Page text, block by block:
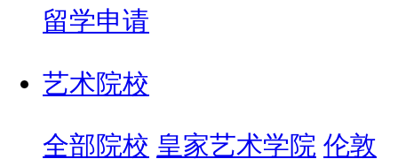
留学申请
艺术院校
全部院校 皇家艺术学院 伦敦